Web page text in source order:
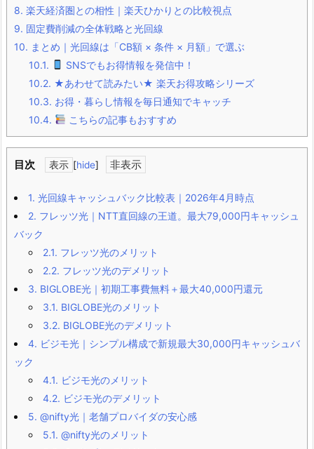
8. 楽天経済圏との相性｜楽天ひかりとの比較視点
9. 固定費削減の全体戦略と光回線
10. まとめ｜光回線は「CB額 × 条件 × 月額」で選ぶ
10.1.
SNSでもお得情報を発信中！
10.2. ★あわせて読みたい★ 楽天お得攻略シリーズ
10.3. お得・暮らし情報を毎日通知でキャッチ
10.4.
こちらの記事もおすすめ
目次 [hide]
1. 光回線キャッシュバック比較表｜2026年4月時点
2. フレッツ光｜NTT直回線の王道。最大79,000円キャッシュ
バック
2.1. フレッツ光のメリット
2.2. フレッツ光のデメリット
3. BIGLOBE光｜初期工事費無料＋最大40,000円還元
3.1. BIGLOBE光のメリット
3.2. BIGLOBE光のデメリット
4. ビジモ光｜シンプル構成で新規最大30,000円キャッシュバ
ック
4.1. ビジモ光のメリット
4.2. ビジモ光のデメリット
5. @nifty光｜老舗プロバイダの安心感
5.1. @nifty光のメリット